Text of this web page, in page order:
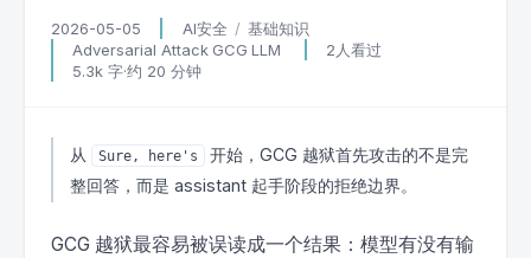
2026-05-05 AI安全
基础知识
Adversarial Attack GCG LLM 2 人看过
5.3k 字·约 20 分钟
从 Sure, here's
开始，GCG 越狱首先攻击的不是完
整回答，而是 assistant 起手阶段的拒绝边界。
GCG 越狱最容易被误读成一个结果：模型有没有输